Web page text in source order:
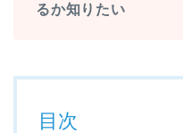
るか知りたい
目次